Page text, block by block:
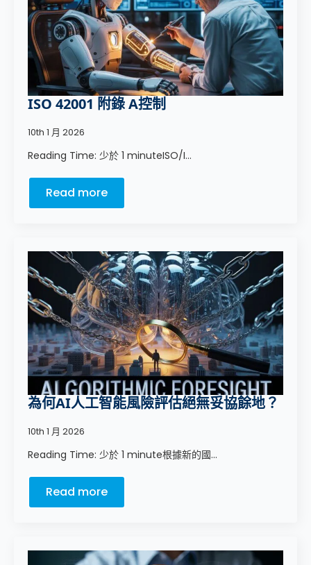
ISO 42001 附錄 A控制
10th 1 月 2026
Reading Time: 少於 1 minuteISO/I...
Read more
為何AI人工智能風險評估絕無妥協餘地？
10th 1 月 2026
Reading Time: 少於 1 minute根據新的國...
Read more